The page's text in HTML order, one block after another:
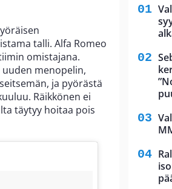
talli. Alfa Romeo
omistajana.
menopelin,
ja pyörästä
Räikkönen ei
täytyy hoitaa pois